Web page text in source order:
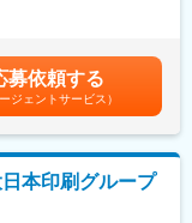
／C#／C／C++／VBA
当】通勤手当（会社規
応じて別途支給）賃金
て上下する可能性が
記です。
募依頼する
ージェントサービス）
本印刷グループ